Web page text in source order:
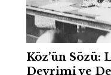
Köz’ün Sözü:
Devrimi ve